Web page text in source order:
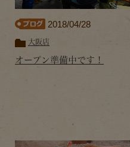
2018/04/28
大阪店
オープン準備中です！